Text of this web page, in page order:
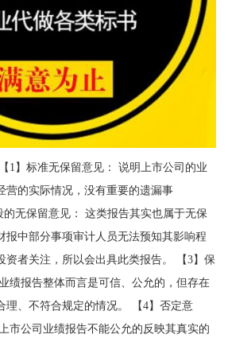
1】标准无保留意见： 说明上市公司的业
营的实际情况，没有重要的遗漏事
无保留意见： 这类报告其实也属于无保
报中部分事项审计人员无法预知其影响程
资者关注，所以会出具此类报告。 【3】保
绩报告整体而言是可信、公允的，但存在
理、不符合规定的情况。 【4】否定意
市公司业绩报告不能公允的反映其真实的